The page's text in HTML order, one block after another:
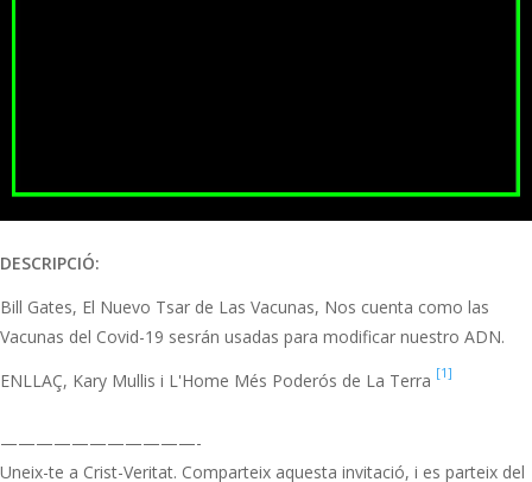
DESCRIPCIÓ:
Bill Gates, El Nuevo Tsar de Las Vacunas, Nos cuenta como las
Vacunas del Covid-19 sesrán usadas para modificar nuestro ADN.
ENLLAÇ, Kary Mullis i L'Home Més Poderós de La Terra [1]
———————————-
Uneix-te a Crist-Veritat. Comparteix aquesta invitació, i es parteix del